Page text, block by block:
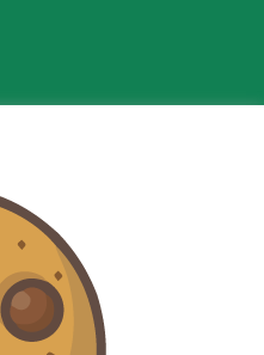
lasciare un